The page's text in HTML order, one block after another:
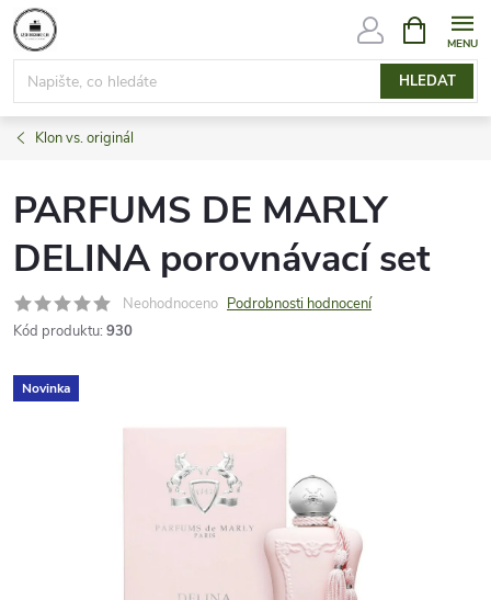
Přejít
na
obsah
HLEDAT
NÁKUPNÍ
KOŠÍK
Klon vs. originál
PARFUMS DE MARLY
DELINA porovnávací set
Neohodnoceno Podrobnosti hodnocení
Kód produktu: 930
Novinka